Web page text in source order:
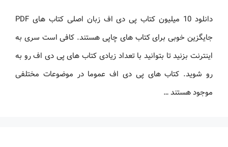
دانلود 10 میلیون کتاب پی دی اف زبان اصلی کتاب های PDF
جایگزین خوبی برای کتاب های چاپی هستند. کافی است سری به
اینترنت بزنید تا بتوانید با تعداد زیادی کتاب های پی دی اف رو به
رو شوید. کتاب های پی دی اف عموما در موضوعات مختلفی
موجود هستند …